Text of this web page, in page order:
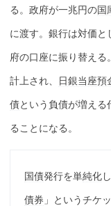
る。政府が一兆円の国
に渡す。銀行は対価と
府の口座に振り替え
計上され、
日銀当座預
債という負債が増える
ることになる。
国債発行を単純化
債券 」というチケ